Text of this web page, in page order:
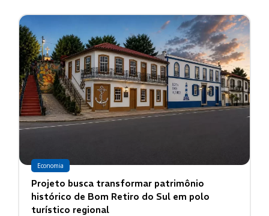
Economia
Projeto busca transformar patrimônio
histórico de Bom Retiro do Sul em polo
turístico regional